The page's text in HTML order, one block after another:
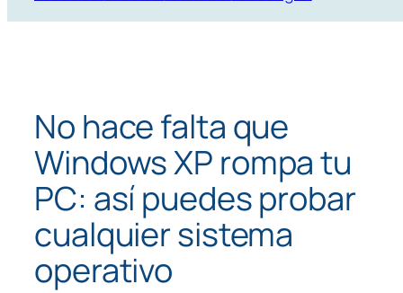
No hace falta que
Windows XP rompa tu
PC: así puedes probar
cualquier sistema
operativo